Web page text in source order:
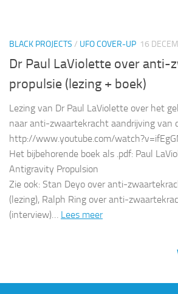
BLACK PROJECTS / UFO COVER-UP 16
Dr Paul LaViolette over anti-
propulsie (lezing + boek)
Lezing van Dr Paul LaViolette over het
naar anti-zwaartekracht aandrijving van
http://www.youtube.com/
Het bijbehorende boek als .pdf: Paul
Antigravity Propulsion
Zie ook: Stan Deyo over anti-
(lezing), Ralph Ring over anti-
(interview)… Lees meer